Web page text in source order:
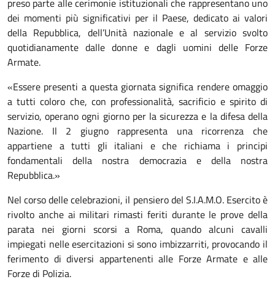
preso parte alle cerimonie istituzionali che rappresentano uno
dei momenti più significativi per il Paese, dedicato ai valori
della Repubblica, dell’Unità nazionale e al servizio svolto
quotidianamente dalle donne e dagli uomini delle Forze
Armate.
«Essere presenti a questa giornata significa rendere omaggio
a tutti coloro che, con professionalità, sacrificio e spirito di
servizio, operano ogni giorno per la sicurezza e la difesa della
Nazione. Il 2 giugno rappresenta una ricorrenza che
appartiene a tutti gli italiani e che richiama i principi
fondamentali della nostra democrazia e della nostra
Repubblica.»
Nel corso delle celebrazioni, il pensiero del S.I.A.M.O. Esercito è
rivolto anche ai militari rimasti feriti durante le prove della
parata nei giorni scorsi a Roma, quando alcuni cavalli
impiegati nelle esercitazioni si sono imbizzarriti, provocando il
ferimento di diversi appartenenti alle Forze Armate e alle
Forze di Polizia.